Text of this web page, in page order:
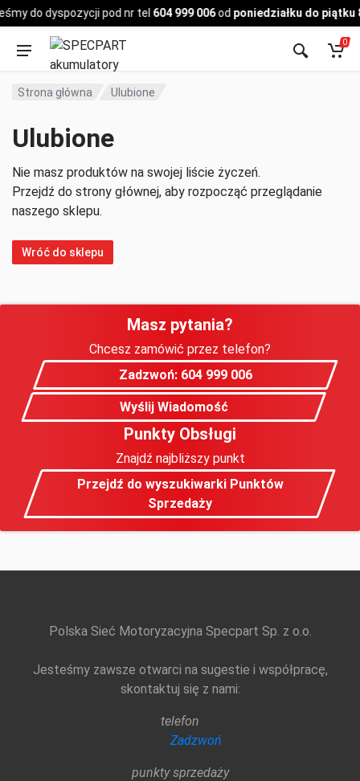
do dyspozycji pod nr tel 604 999 006od poniedziałku do piątku
Pojazd
0
Strona główna Ulubione
Ulubione
Nie masz produktów na swojej liście życzeń.
Przejdź do strony głównej, aby rozpocząć przeglądanie
naszego sklepu.
Wróć do sklepu
Masz pytania?
Chcesz zamówić przez telefon?
Zadzwoń: 604 999 006
Wyślij Wiadomość
Punkty Obsługi
Znajdź najbliższy punkt
Przejdź do wyszukiwarki Punktów
Sprzedaży
Polska Sieć Motoryzacyjna Specpart Sp. z o.o.
Jesteśmy zawsze otwarci na sugestie i współpracę,
skontaktuj się z nami:
telefon
Zadzwoń
punkty sprzedaży